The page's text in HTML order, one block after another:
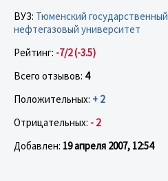
ВУЗ: Тюменский государственный
нефтегазовый университет
Рейтинг: -7/2 (-3.5)
Всего отзывов: 4
Положительных: + 2
Отрицательных: - 2
Добавлен: 19 апреля 2007, 12:54